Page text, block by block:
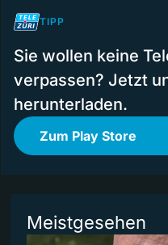
TIPP
Sie wollen keine
verpassen? Jetzt
herunterladen.
Zum Play Store
Meistgesehen